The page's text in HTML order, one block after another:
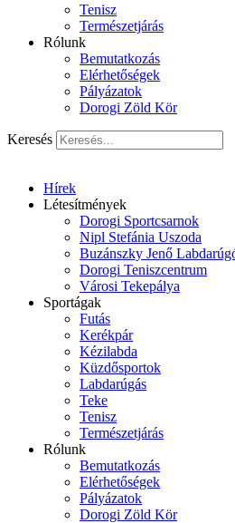
Tenisz
Természetjárás
Rólunk
Bemutatkozás
Elérhetőségek
Pályázatok
Dorogi Zöld Kör
Keresés
Hírek
Létesítmények
Dorogi Sportcsarnok
Nipl Stefánia Uszoda
Buzánszky Jenő
Dorogi Teniszcentrum
Városi Tekepálya
Sportágak
Futás
Kerékpár
Kézilabda
Küzdősportok
Labdarúgás
Teke
Tenisz
Természetjárás
Rólunk
Bemutatkozás
Elérhetőségek
Pályázatok
Dorogi Zöld Kör